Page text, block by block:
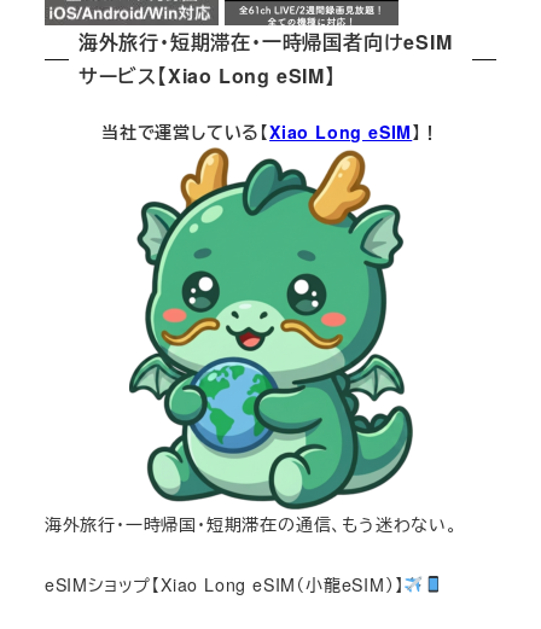
海外旅行・短期滞在・一時帰国者向けeSIM
サービス【Xiao Long eSIM】
当社で運営している【Xiao Long eSIM】！
海外旅行・一時帰国・短期滞在の通信、もう迷わない。
eSIMショップ【Xiao Long eSIM（小龍eSIM）】